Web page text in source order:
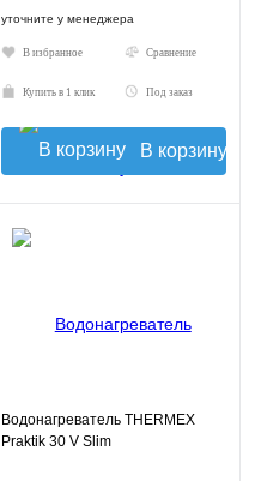
уточните у менеджера
В избранное Сравнение
Купить в 1 клик Под заказ
В корзину
Водонагреватель THERMEX
Praktik 30 V Slim